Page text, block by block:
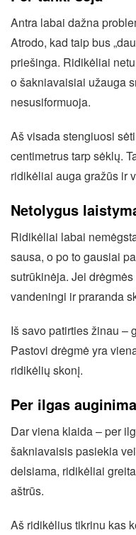
Antra labai dažna
Atrodo, kad taip bus
priešinga. Ridikėliai
o šakniavaisiai užauga
nesusiformuoja.
Aš visada stengiuosi
centimetrus tarp sėklų.
ridikėliai auga gražūs ir
Netolygus
Ridikėliai labai
sausa, o po to gausiai
sutrūkinėja. Jei
vandeningi ir praranda
Iš savo patirties žinau –
Pastovi drėgmė yra
ridikėlių skonį.
Per ilgas
Dar viena klaida – per
šakniavaisis pasiekia
delsiama, ridikėliai
aštrūs.
Aš ridikėlius tikrinu kas